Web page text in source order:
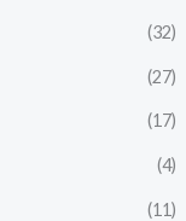
(32)
(27)
(17)
(4)
(11)